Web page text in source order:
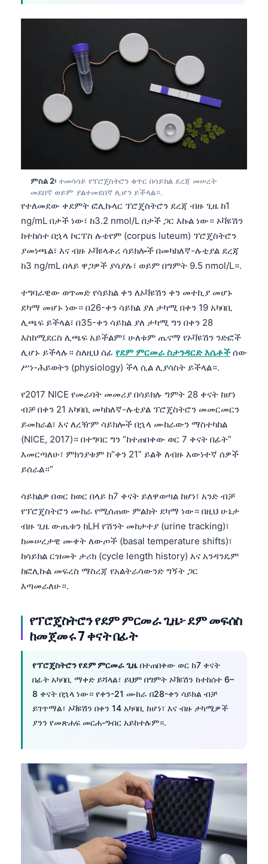
ምስል 2፡ ተመሳሳይ የፕሮጄስትሮን ቁጥር በሳይክል ደረጃ መሠረት
መደበኛ ወይም ያልተመደበኛ ሊሆን ይችላል።.
የተለመደው ቀደምት ፎሊኩላር ፕሮጄስትሮን ደረጃ ብዙ ጊዜ ከ1
ng/mL በታች ነው፣ ከ3.2 nmol/L በታች ጋር እኩል ነው። ኦቫዩሽን
ከተከሰተ በኋላ ኮርፐስ ሉቴየም (corpus luteum) ፕሮጄስትሮን
ያመነጫል፣ እና ብዙ ኦቫዩላቶሪ ሳይክሎች በመካከለኛ-ሉቲያል ደረጃ
ከ3 ng/mL በላይ ዋጋዎች ያሳያሉ፣ ወይም በግምት 9.5 nmol/L።.
ተግባራዊው ወጥመድ የሳይክል ቀን ለኦቫዩሽን ቀን መተኪያ መሆኑ
ደካማ መሆኑ ነው። በ26-ቀን ሳይክል ያለ ታካሚ በቀን 19 አካባቢ
ሊጫፍ ይችላል፣ በ35-ቀን ሳይክል ያለ ታካሚ ግን በቀን 28
እስከሚደርስ ሊጫፍ አይችልም፤ ሁለቱም ጤናማ የኦቫዩሽን ንድፎች
ሊሆኑ ይችላሉ። ስለዚህ ሰፊ የደም ምርመራ ስታንዳርድ እሴቶች ሰው
ሥነ-ሕይወትን (physiology) ችላ ሲል ሊያሳስት ይችላል።.
የ2017 NICE የመራባት መመሪያ በሳይክሉ ግምት 28 ቀናት ከሆነ
ብቻ በቀን 21 አካባቢ መካከለኛ-ሉቲያል ፕሮጄስትሮን መመርመርን
ይመክራል፣ እና ለረዥም ሳይክሎች በኋላ ሙከራውን ማስተካከል
(NICE, 2017)። በተግባር ግን “ከተጠበቀው ወር 7 ቀናት በፊት”
እመርጣለሁ፣ ምክንያቱም ከ“ቀን 21” ይልቅ ለብዙ እውነተኛ ሰዎች
ይሰራል።”
ሳይክልዎ በወር ከወር በላይ ከ7 ቀናት ይለዋወጣል ከሆነ፣ አንድ ብቻ
የፕሮጄስትሮን ሙከራ የሚሰጠው ምልክት ደካማ ነው። በዚህ ሁኔታ
ብዙ ጊዜ ውጤቱን ከLH የሽንት መከታተያ (urine tracking)፣
ከመሠረታዊ ሙቀት ለውጦች (basal temperature shifts)፣
ከሳይክል ርዝመት ታሪክ (cycle length history) እና አንዳንዴም
ከፎሊኩል መፍረስ ማስረጃ የአልትራሳውንድ ግኝት ጋር
እጣመራለሁ።.
የፕሮጄስትሮን የደም ምርመራ ጊዜ፦ ደም መፍሰስ
ከመጀመሩ 7 ቀናት በፊት
የፕሮጄስትሮን የደም ምርመራ ጊዜ በተጠበቀው ወር ከ7 ቀናት
በፊት አካባቢ ማቀድ ይሻላል፣ ይህም በግምት ኦቫዩሽን ከተከሰተ 6–
8 ቀናት በኋላ ነው። የቀን-21 ሙከራ በ28-ቀን ሳይክል ብቻ
ይገጥማል፣ ኦቫዩሽን በቀን 14 አካባቢ ከሆነ፣ እና ብዙ ታካሚዎች
ያንን የመጽሐፍ መርሐ-ግብር አይከተሉም።.